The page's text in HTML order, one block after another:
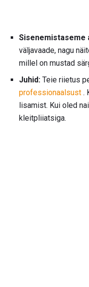
Sisenemistaseme
väljavaade, nagu
millel on mustad
Juhid: Teie riietus
professionaalsust .
lisamist. Kui oled
kleitpliiatsiga.